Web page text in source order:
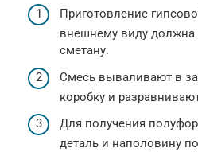
Приготовление
внешнему виду должна
сметану.
Смесь вываливают в
коробку и
Для получения
деталь и наполовину